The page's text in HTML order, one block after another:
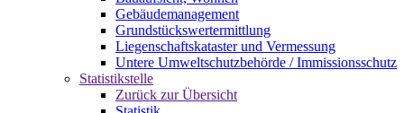
Gebäudemanagement
Grundstückswertermittlung
Liegenschaftskataster und Vermessung
Untere Umweltschutzbehörde / Immissionsschutz
Statistikstelle
Zurück zur Übersicht